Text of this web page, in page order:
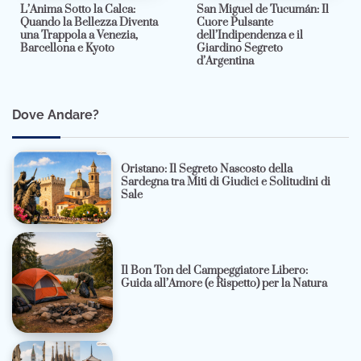
L’Anima Sotto la Calca:
Quando la Bellezza Diventa
una Trappola a Venezia,
Barcellona e Kyoto
San Miguel de Tucumán: Il
Cuore Pulsante
dell’Indipendenza e il
Giardino Segreto
d’Argentina
Dove Andare?
Oristano: Il Segreto Nascosto della
Sardegna tra Miti di Giudici e Solitudini di
Sale
Il Bon Ton del Campeggiatore Libero:
Guida all’Amore (e Rispetto) per la Natura